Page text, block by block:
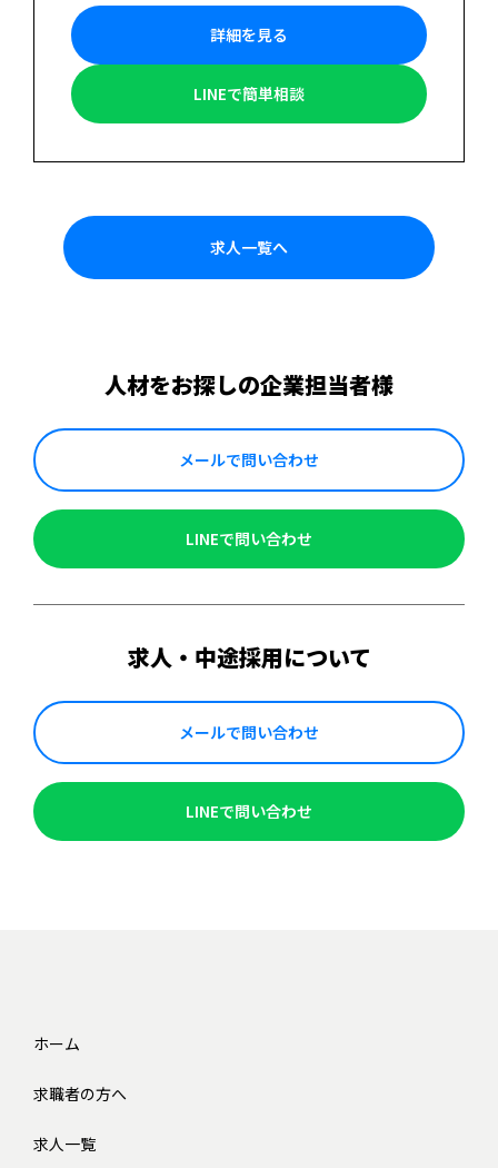
詳細を見る
LINEで簡単相談
求人一覧へ
人材をお探しの企業担当者様
メールで問い合わせ
LINEで問い合わせ
求人・中途採用について
メールで問い合わせ
LINEで問い合わせ
ホーム
求職者の方へ
求人一覧